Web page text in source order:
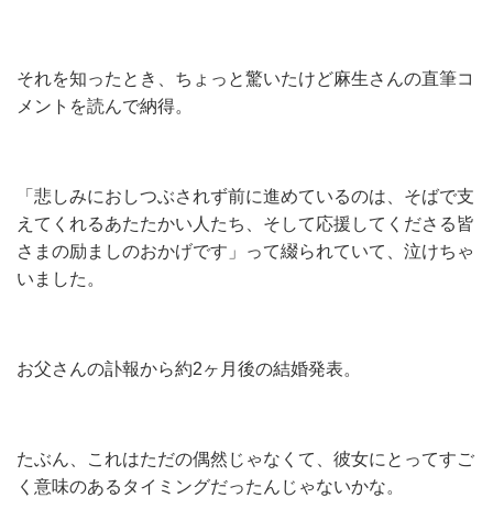
それを知ったとき、ちょっと驚いたけど麻生さんの直筆コ
メントを読んで納得。
「悲しみにおしつぶされず前に進めているのは、そばで支
えてくれるあたたかい人たち、そして応援してくださる皆
さまの励ましのおかげです」って綴られていて、泣けちゃ
いました。
お父さんの訃報から約2ヶ月後の結婚発表。
たぶん、これはただの偶然じゃなくて、彼女にとってすご
く意味のあるタイミングだったんじゃないかな。